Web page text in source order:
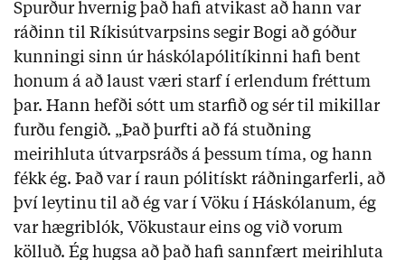
Spurður hvernig það hafi atvikast að hann var
ráðinn til Ríkisútvarpsins segir Bogi að góður
kunningi sinn úr háskólapólitíkinni hafi bent
honum á að laust væri starf í erlendum fréttum
þar. Hann hefði sótt um starfið og sér til mikillar
furðu fengið. „Það þurfti að fá stuðning
meirihluta útvarpsráðs á þessum tíma, og hann
fékk ég. Það var í raun pólitískt ráðningarferli, að
því leytinu til að ég var í Vöku í Háskólanum, ég
var hægriblók, Vökustaur eins og við vorum
kölluð. Ég hugsa að það hafi sannfært meirihluta